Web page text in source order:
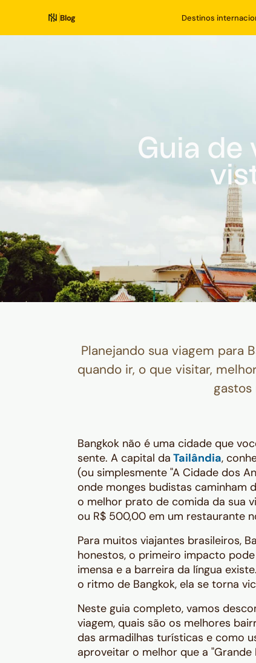
Blog Destinos
Guia de
Planejando sua viagem para
quando ir, o que visitar,
gastos
Bangkok não é uma cidade que
sente. A capital da Tailândia,
(ou simplesmente "A Cidade dos
onde monges budistas caminham
o melhor prato de comida da sua
ou R$ 500,00 em um restaurante
Para muitos viajantes brasileiros,
honestos, o primeiro impacto
imensa e a barreira da língua
o ritmo de Bangkok, ela se torna
Neste guia completo, vamos
viagem, quais são os melhores
das armadilhas turísticas e como
aproveitar o melhor que a "Grande